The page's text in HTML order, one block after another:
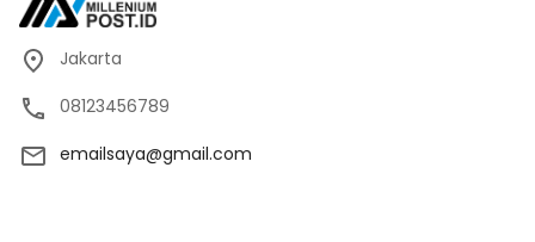
Jakarta
08123456789
emailsaya@gmail.com